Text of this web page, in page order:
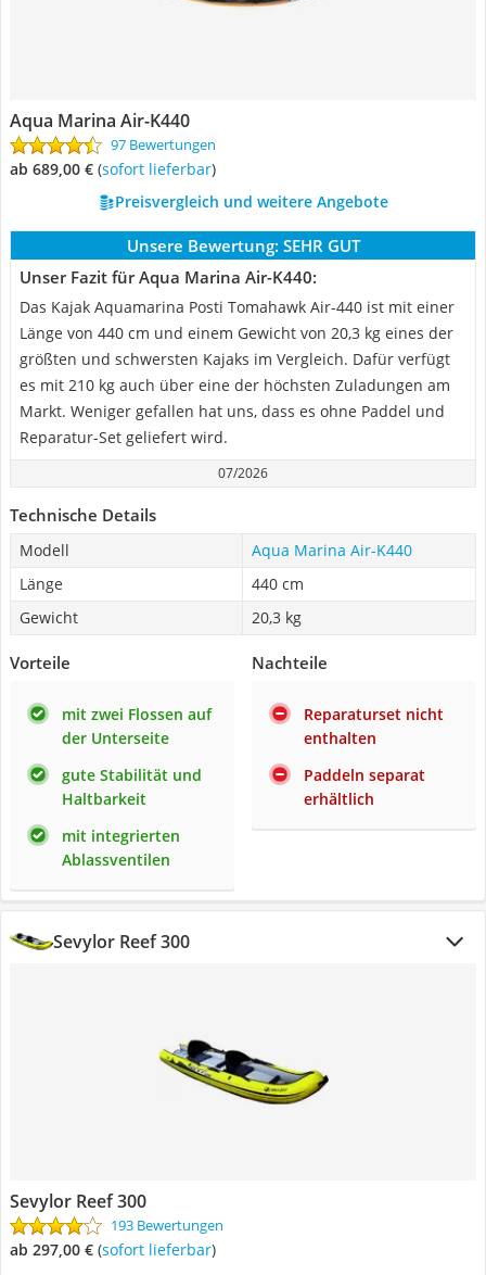
Aqua Marina Air-K440
97 Bewertungen
ab 689,00 € ( Sofort lieferbar)
Preisvergleich und weitere Angebote
Unsere Bewertung: SEHR GUT
Unser Fazit für Aqua Marina Air-K440:
Das Kajak Aquamarina Posti Tomahawk Air-440 ist mit einer
Länge von 440 cm und einem Gewicht von 20,3 kg eines der
größten und schwersten Kajaks im Vergleich. Dafür verfügt
es mit 210 kg auch über eine der höchsten Zuladungen am
Markt. Weniger gefallen hat uns, dass es ohne Paddel und
Reparatur-Set geliefert wird.
07/2026
Technische Details
Modell
Aqua Marina Air-K440
Länge
440 cm
Gewicht
20,3 kg
Vorteile
mit zwei Flossen auf
der Unterseite
gute Stabilität und
Haltbarkeit
mit integrierten
Ablassventilen
Nachteile
Reparaturset nicht
enthalten
Paddeln separat
erhältlich
Sevylor Reef 300
Sevylor Reef 300
193 Bewertungen
ab 297,00 € ( Sofort lieferbar)